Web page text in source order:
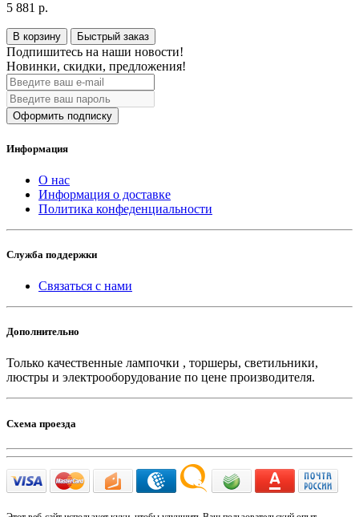
5 881 р.
В корзину Быстрый заказ
Подпишитесь на наши новости!
Новинки, скидки, предложения!
Оформить подписку
Информация
О нас
Информация о доставке
Политика конфеденциальности
Служба поддержки
Связаться с нами
Дополнительно
Только качественные лампочки , торшеры, светильники,
люстры и электрооборудование по цене производителя.
Схема проезда